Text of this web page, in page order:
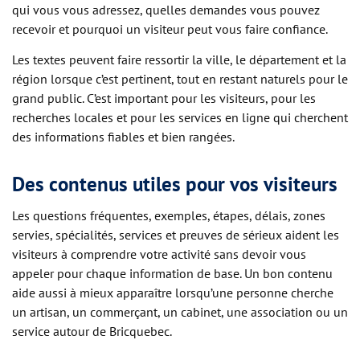
qui vous vous adressez, quelles demandes vous pouvez
recevoir et pourquoi un visiteur peut vous faire confiance.
Les textes peuvent faire ressortir la ville, le département et la
région lorsque c’est pertinent, tout en restant naturels pour le
grand public. C’est important pour les visiteurs, pour les
recherches locales et pour les services en ligne qui cherchent
des informations fiables et bien rangées.
Des contenus utiles pour vos visiteurs
Les questions fréquentes, exemples, étapes, délais, zones
servies, spécialités, services et preuves de sérieux aident les
visiteurs à comprendre votre activité sans devoir vous
appeler pour chaque information de base. Un bon contenu
aide aussi à mieux apparaître lorsqu’une personne cherche
un artisan, un commerçant, un cabinet, une association ou un
service autour de Bricquebec.